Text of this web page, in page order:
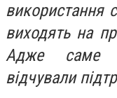
використання
виходять на
Адже саме
відчували